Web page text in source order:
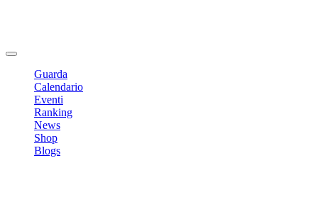
Guarda
Calendario
Eventi
Ranking
News
Shop
Blogs